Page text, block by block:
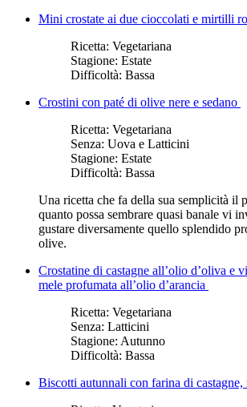
Mini crostate ai due cioccolati e mirtilli
Ricetta: Vegetariana
Stagione: Estate
Difficoltà: Bassa
Crostini con paté di olive nere e sedano
Ricetta: Vegetariana
Senza: Uova e Latticini
Stagione: Estate
Difficoltà: Bassa
Una ricetta che fa della sua semplicità il
quanto possa sembrare quasi banale vi
gustare diversamente quello splendido
olive.
Crostatine di castagne all’olio d’oliva e
mele profumata all’olio d’arancia
Ricetta: Vegetariana
Senza: Latticini
Stagione: Autunno
Difficoltà: Bassa
Biscotti autunnali con farina di